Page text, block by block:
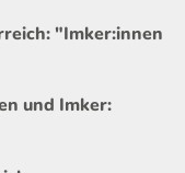
"Imker:innen
und Imker: